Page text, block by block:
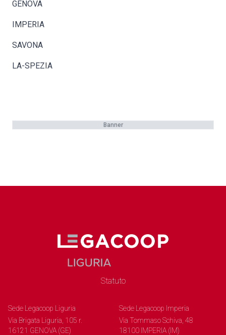
GENOVA
IMPERIA
SAVONA
LA-SPEZIA
Banner
Statuto
Sede Legacoop Liguria
Via Brigata Liguria, 105 r.
16121 GENOVA (GE)
Sede Legacoop Imperia
Via Tommaso Schiva, 48
18100 IMPERIA (IM)